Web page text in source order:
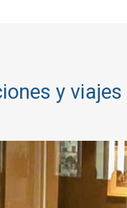
y viajes